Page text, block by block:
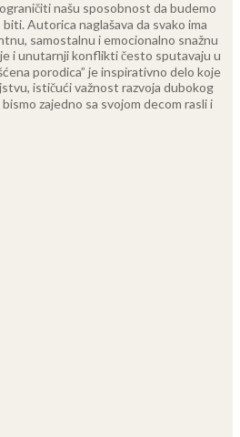
našu sposobnost da budemo
Autorica naglašava da svako ima
samostalnu i emocionalno snažnu
i unutarnji konflikti često sputavaju u
porodica” je inspirativno delo koje
ističući važnost razvoja dubokog
zajedno sa svojom decom rasli i